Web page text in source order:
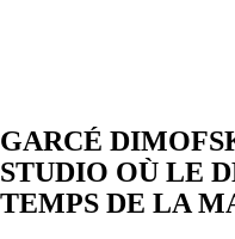
GARCÉ
STUDIO OÙ LE
TEMPS DE LA